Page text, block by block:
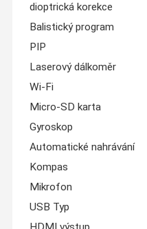
dioptrická korekce
Balistický program
PIP
Laserový dálkoměr
Wi-Fi
Micro-SD karta
Gyroskop
Automatické nahrávání
Kompas
Mikrofon
USB Typ